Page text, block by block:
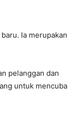
Ia merupakan
pelanggan dan
untuk mencuba